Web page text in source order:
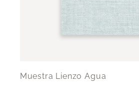
Muestra Lienzo Agua